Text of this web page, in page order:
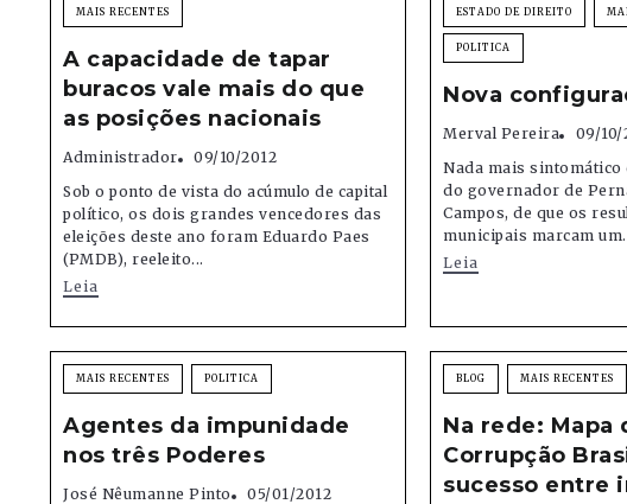
MAIS RECENTES
A capacidade de tapar
buracos vale mais do que
as posições nacionais
Administrador
09/10/2012
Sob o ponto de vista do acúmulo de capital
político, os dois grandes vencedores das
eleições deste ano foram Eduardo Paes
(PMDB), reeleito...
Leia
ESTADO DE DIREITO
POLITICA
Nova
Merval Pereira
09/10/
Nada mais sintomático
do governador de
Campos, de que os
municipais marcam
Leia
MAIS RECENTES POLITICA
Agentes da impunidade
nos três Poderes
José Nêumanne Pinto
05/01/2012
BLOG MAIS RECENTES
Na rede: Mapa
Corrupção
sucesso entre